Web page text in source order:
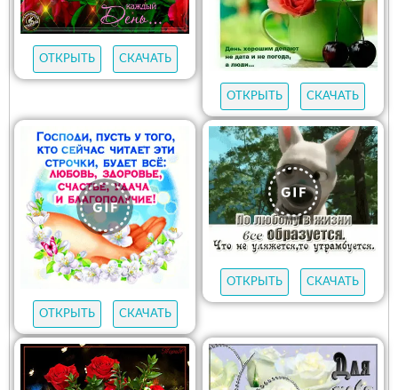
ОТКРЫТЬ СКАЧАТЬ
ОТКРЫТЬ СКАЧАТЬ
ОТКРЫТЬ СКАЧАТЬ
ОТКРЫТЬ СКАЧАТЬ